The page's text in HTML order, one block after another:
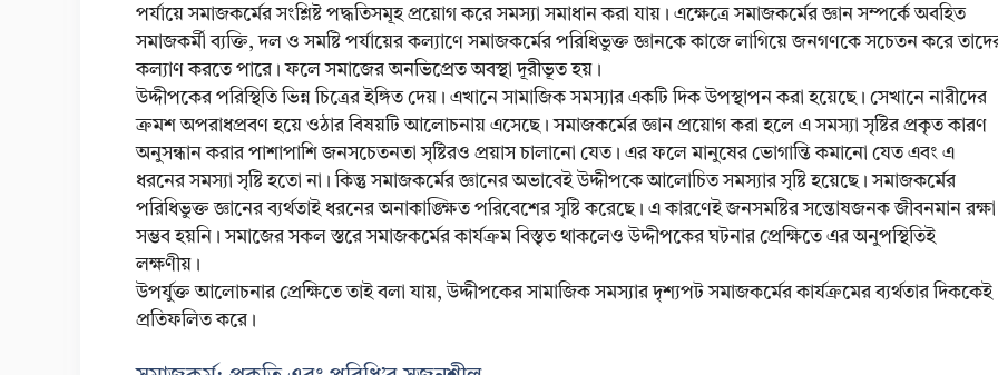
পর্যায়ে সমাজকর্মের সংশ্লিষ্ট পদ্ধতিসমূহ প্রয়োগ করে সমস্যা সমাধান করা যায়। এক্ষেত্রে সমাজকর্মের জ্ঞান সম্পর্কে অবহিত
সমাজকর্মী ব্যক্তি, দল ও সমষ্টি পর্যায়ের কল্যাণে সমাজকর্মের পরিধিভুক্ত জ্ঞানকে কাজে লাগিয়ে জনগণকে সচেতন করে
কল্যাণ করতে পারে। ফলে সমাজের অনভিপ্রেত অবস্থা দূরীভূত হয়।
উদ্দীপকের পরিস্থিতি ভিন্ন চিত্রের ইঙ্গিত দেয়। এখানে সামাজিক সমস্যার একটি দিক উপস্থাপন করা হয়েছে। সেখানে নারীদের
ক্রমশ অপরাধপ্রবণ হয়ে ওঠার বিষয়টি আলোচনায় এসেছে। সমাজকর্মের জ্ঞান প্রয়োগ করা হলে এ সমস্যা সৃষ্টির প্রকৃত কারণ
অনুসন্ধান করার পাশাপাশি জনসচেতনতা সৃষ্টিরও প্রয়াস চালানো যেত। এর ফলে মানুষের ভোগান্তি কমানো যেত এবং এ
ধরনের সমস্যা সৃষ্টি হতো না। কিন্তু সমাজকর্মের জ্ঞানের অভাবেই উদ্দীপকে আলোচিত সমস্যার সৃষ্টি হয়েছে। সমাজকর্মের
পরিধিভুক্ত জ্ঞানের ব্যর্থতাই ধরনের অনাকাঙ্ক্ষিত পরিবেশের সৃষ্টি করেছে। এ কারণেই জনসমষ্টির সন্তোষজনক জীবনমান রক্ষা
সম্ভব হয়নি। সমাজের সকল স্তরে সমাজকর্মের কার্যক্রম বিস্তৃত থাকলেও উদ্দীপকের ঘটনার প্রেক্ষিতে এর অনুপস্থিতিই
লক্ষণীয়।
উপর্যুক্ত আলোচনার প্রেক্ষিতে তাই বলা যায়, উদ্দীপকের সামাজিক সমস্যার দৃশ্যপট সমাজকর্মের কার্যক্রমের ব্যর্থতার দিককেই
প্রতিফলিত করে।